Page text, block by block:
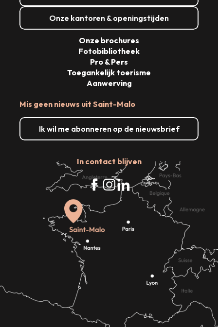
Onze kantoren & openingstijden
Mis geen nieuws uit Saint-Malo
Ik wil me abonneren op de nieuwsbrief
In contact blijven
Onze brochures
Fotobibliotheek
Pro & Pers
Toegankelijk toerisme
Aanwerving